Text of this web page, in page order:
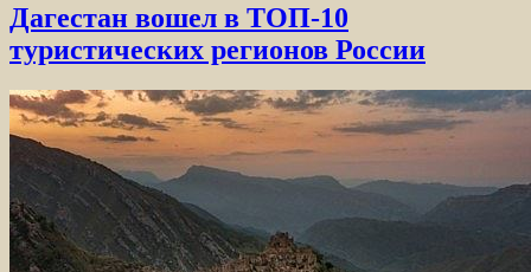
Дагестан вошел в ТОП-10
туристических регионов России